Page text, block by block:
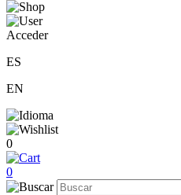
Acceder
ES
EN
0
0